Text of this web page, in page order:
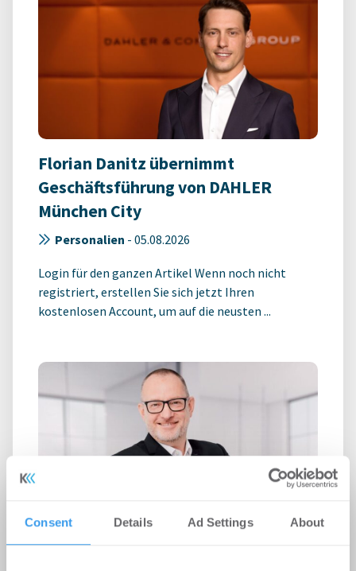
Consent Details Ad Settings About
Florian Danitz übernimmt
Geschäftsführung von DAHLER
München City
Personalien - 05.08.2026
Login für den ganzen Artikel Wenn noch nicht
registriert, erstellen Sie sich jetzt Ihren
kostenlosen Account, um auf die neusten ...
Roland D. Schleider wird Head of